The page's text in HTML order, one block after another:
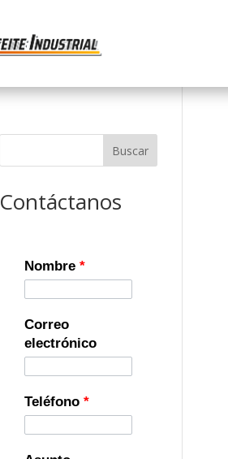
Buscar
Contáctanos
Nombre*
Correo
electrónico
Teléfono*